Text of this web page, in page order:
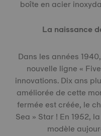
boîte en acier
La naissance
Dans les années
nouvelle ligne «
innovations. Dix ans
améliorée de cette
fermée est créée, le
Sea » Star ! En 1952,
modèle